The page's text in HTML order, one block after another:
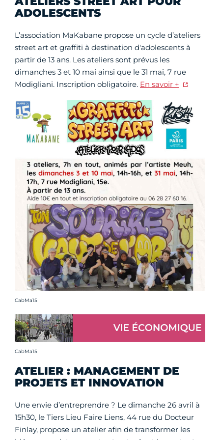
ADOLESCENTS
L’association MaKabane propose un cycle d’ateliers
street art et graffiti à destination d'adolescents à
partir de 13 ans. Les ateliers sont prévus les
dimanches 3 et 10 mai ainsi que le 31 mai, 7 rue
Modigliani. Inscription obligatoire. En savoir +
Crédit photo :
CabMa15
Crédit photo :
CabMa15
ATELIER : MANAGEMENT DE
PROJETS ET INNOVATION
Une envie d’entreprendre ? Le dimanche 26 avril à
15h30, le Tiers Lieu Faire Liens, 44 rue du Docteur
Finlay, propose un atelier afin de transformer les